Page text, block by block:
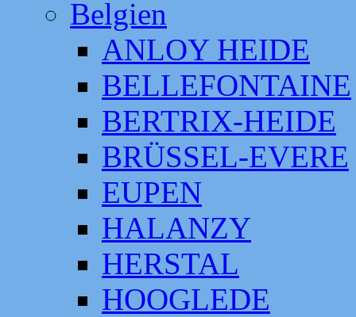
Belgien
ANLOY HEIDE
BELLEFONTAINE
BERTRIX-HEIDE
BRÜSSEL-EVERE
EUPEN
HALANZY
HERSTAL
HOOGLEDE